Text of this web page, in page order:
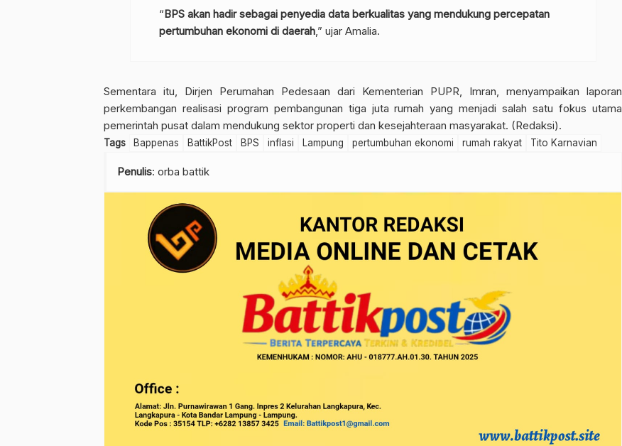
“BPS akan hadir sebagai penyedia data berkualitas yang mendukung percepatan
pertumbuhan ekonomi di daerah,” ujar Amalia.
Sementara itu, Dirjen Perumahan Pedesaan dari Kementerian PUPR, Imran, menyampaikan laporan
perkembangan realisasi program pembangunan tiga juta rumah yang menjadi salah satu fokus utama
pemerintah pusat dalam mendukung sektor properti dan kesejahteraan masyarakat. (Redaksi).
Tags Bappenas BattikPost BPS inflasi Lampung pertumbuhan ekonomi rumah rakyat Tito Karnavian
Penulis: orba battik